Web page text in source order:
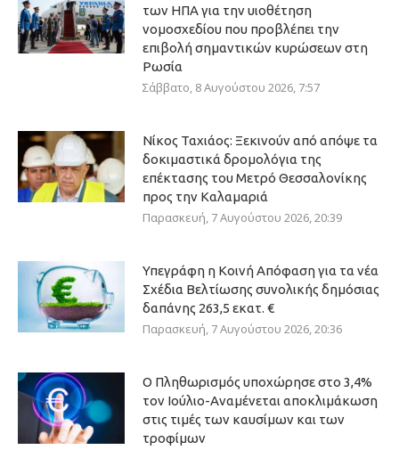
των ΗΠΑ για την υιοθέτηση
νομοσχεδίου που προβλέπει την
επιβολή σημαντικών κυρώσεων στη
Ρωσία
Σάββατο, 8 Αυγούστου 2026, 7:57
Νίκος Ταχιάος: Ξεκινούν από απόψε τα
δοκιμαστικά δρομολόγια της
επέκτασης του Μετρό Θεσσαλονίκης
προς την Καλαμαριά
Παρασκευή, 7 Αυγούστου 2026, 20:39
Υπεγράφη η Κοινή Απόφαση για τα νέα
Σχέδια Βελτίωσης συνολικής δημόσιας
δαπάνης 263,5 εκατ. €
Παρασκευή, 7 Αυγούστου 2026, 20:36
Ο Πληθωρισμός υποχώρησε στο 3,4%
τον Ιούλιο-Αναμένεται αποκλιμάκωση
στις τιμές των καυσίμων και των
τροφίμων